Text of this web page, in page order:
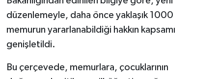
düzenlemeyle, daha önce yaklaşık 1000
memurun yararlanabildiği hakkın kapsamı
genişletildi.
Bu çerçevede, memurlara, çocuklarının